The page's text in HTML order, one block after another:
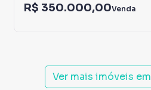
R$ 350.000,00Venda
Ver mais imóveis em